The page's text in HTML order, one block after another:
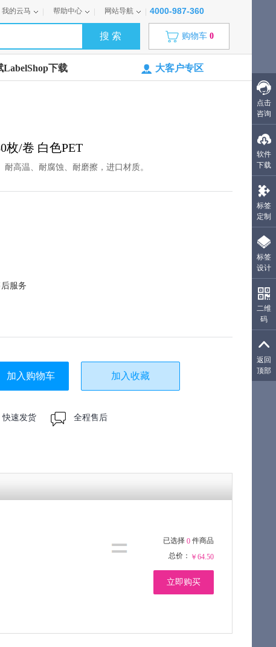
我的云马 帮助中心 网站导航 4000-987-360
购物车 0
LabelShop下载 大客户专区
枚/卷 白色PET
高温、耐腐蚀、耐磨擦，进口材质。
服务
加入购物车 加入收藏
快速发货 全程售后
已选择 0 件商品
总价： ￥64.50
立即购买
点击
咨询
软件
下载
标签
定制
标签
设计
二维
码
生成
返回
顶部